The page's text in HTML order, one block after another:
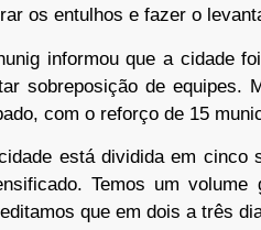
os entulhos e fazer o
informou que a cidade
sobreposição de equipes.
com o reforço de 15
está dividida em cinco
Temos um
que em dois a três